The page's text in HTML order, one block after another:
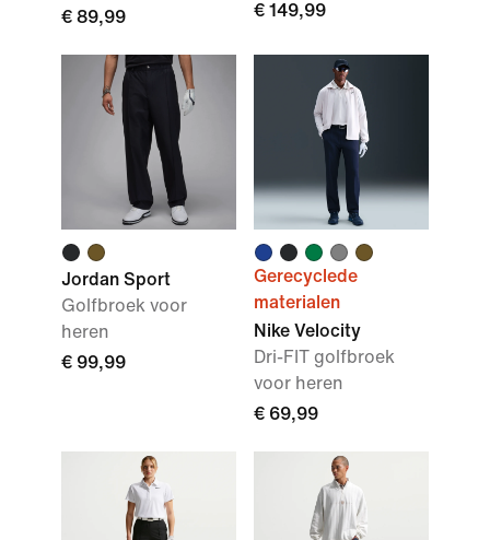
€ 89,99
€ 149,99
Jordan Sport
Golfbroek voor
heren
€ 99,99
Gerecyclede
materialen
Nike Velocity
Dri-FIT golfbroek
voor heren
€ 69,99